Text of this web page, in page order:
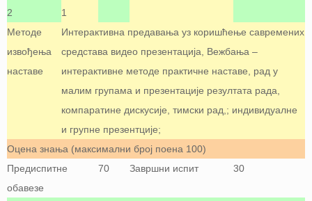
2
1
Методе
извођења
наставе
Интерактивна предавања уз коришћење савремених
средстава видео презентација, Вежбања –
интерактивне методе практичне наставе, рад у
малим групама и презентације резултата рада,
компаратине дискусије, тимски рад,; индивидуалне
и групне презентције;
Оцена знања (максимални број поена 100)
Предиспитне
обавезе
70 Завршни испит 30